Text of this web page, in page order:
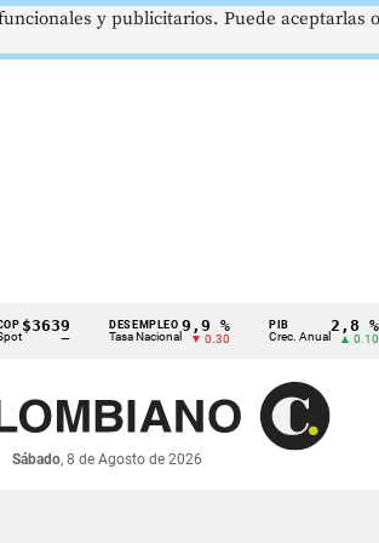
—
DESEMPLEO
Tasa Nacional
9,9 %
▼ 0.30
PIB
Crec. Anual
2,8 %
▲ 0.10
Sábado, 8 de Agosto de 2026
y publicitarios. Puede aceptarlas